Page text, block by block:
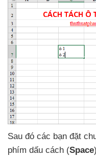
Sau đó các bạn đặt
phím dấu cách (Space)